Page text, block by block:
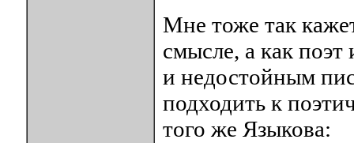
Мне тоже так
смысле, а как
и недостойным
подходить к
того же Языкова: